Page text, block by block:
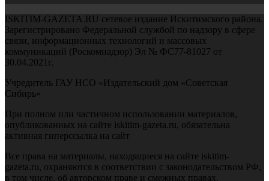
ISKITIM-GAZETA.RU сетевое издание Искитимского района.
Зарегистрировано Федеральной службой по надзору в сфере
связи, информационных технологий и массовых
коммуникаций (Роскомнадзор) Эл № ФС77-81027 от
30.04.2021г.
Учредитель ГАУ НСО «Издательский дом «Советская
Сибирь»
При полном или частичном использовании материалов,
опубликованных на сайте iskitim-gazeta.ru, обязательна
активная гиперссылка на сайт
Все права на материалы, находящиеся на сайте iskitim-
gazeta.ru, охраняются в соответствии с законодательством РФ,
в том числе, об авторском праве и смежных правах.